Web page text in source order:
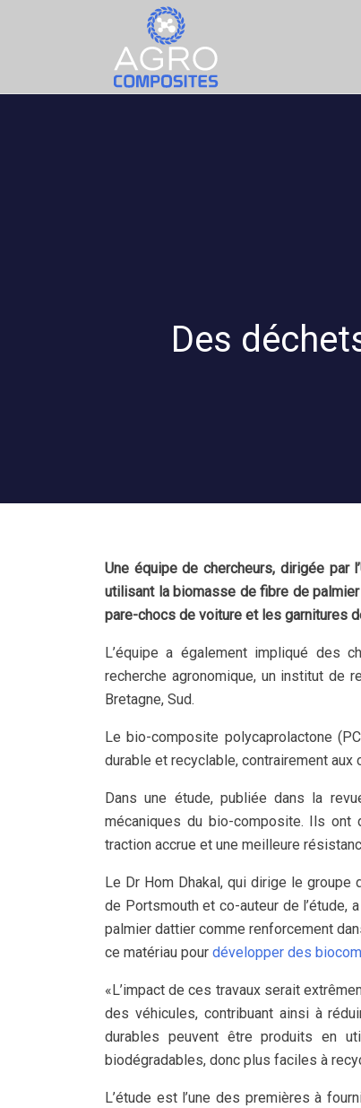
Des
Une équipe de chercheurs, dirigée par
utilisant la biomasse de fibre de
pare-chocs de voiture et les garnitures
L’équipe a également impliqué des
recherche agronomique, un institut de
Bretagne, Sud.
Le bio-composite polycaprolactone
durable et recyclable, contrairement
Dans une étude, publiée dans la
mécaniques du bio-composite. Ils
traction accrue et une meilleure
Le Dr Hom Dhakal, qui dirige le groupe
de Portsmouth et co-auteur de l’étude,
palmier dattier comme renforcement
ce matériau pour développer des
«L’impact de ces travaux serait
des véhicules, contribuant ainsi à
durables peuvent être produits en
biodégradables, donc plus faciles à
L’étude est l’une des premières à